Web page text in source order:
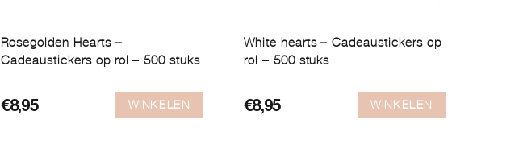
Rosegolden Hearts –
Cadeaustickers op rol – 500 stuks
€8,95 WINKELEN
White hearts – Cadeaustickers op
rol – 500 stuks
€8,95 WINKELEN